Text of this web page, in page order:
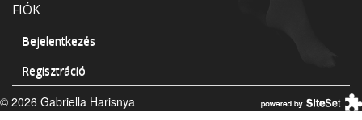
FIÓK
Bejelentkezés
Regisztráció
© 2026 Gabriella Harisnya